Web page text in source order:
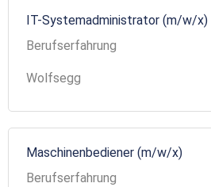
IT-Systemadministrator (m/w/x)
Berufserfahrung
Wolfsegg
Maschinenbediener (m/w/x)
Berufserfahrung